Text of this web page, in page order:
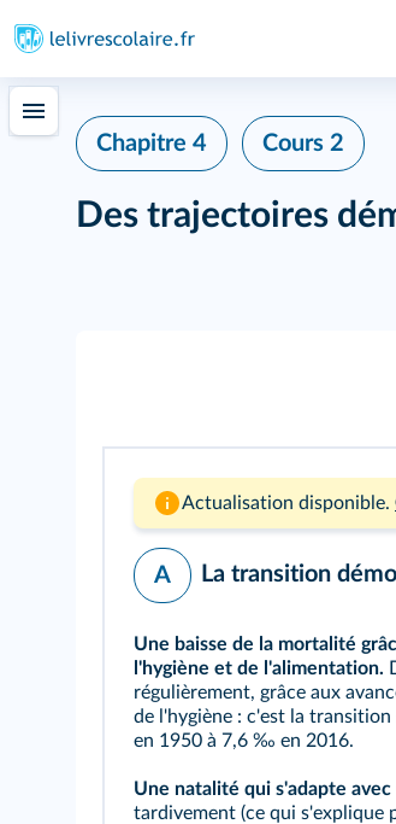
Chapitre 4 Cours 2
Des trajectoires
Actualisation disponible.
A La transition
Une baisse de la mortalité
l'hygiène et de l'alimentation.
régulièrement, grâce aux
de l'hygiène : c'est la
en 1950 à 7,6 ‰ en 2016.
Une natalité qui s'adapte
tardivement (ce qui s'explique